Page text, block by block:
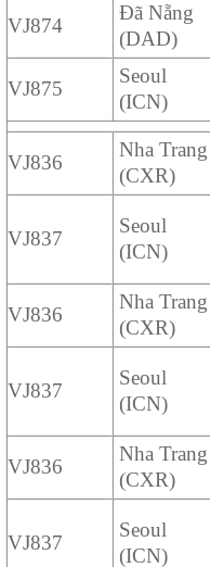
VJ874
Đã Nẵng
(DAD)
VJ875
Seoul
(ICN)
VJ836
Nha Trang
(CXR)
VJ837
Seoul
(ICN)
VJ836
Nha Trang
(CXR)
VJ837
Seoul
(ICN)
VJ836
Nha Trang
(CXR)
VJ837
Seoul
(ICN)